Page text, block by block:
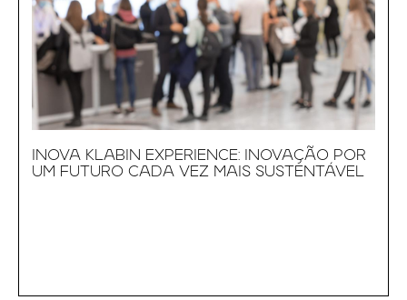
INOVA KLABIN EXPERIENCE: INOVAÇÃO POR
UM FUTURO CADA VEZ MAIS SUSTENTÁVEL